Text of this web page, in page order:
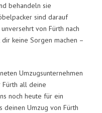
behandeln sie
sind darauf
von Fürth nach
keine Sorgen machen –
Umzugsunternehmen
Fürth all deine
noch heute für ein
deinen Umzug von Fürth